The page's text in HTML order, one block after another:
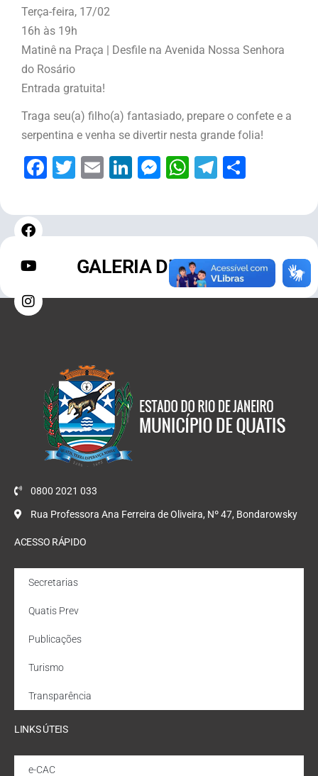
Terça-feira, 17/02
16h às 19h
Matinê na Praça | Desfile na Avenida Nossa Senhora
do Rosário
Entrada gratuita!
Traga seu(a) filho(a) fantasiado, prepare o confete e a
serpentina e venha se divertir nesta grande folia!
Facebook
Twitter
EmailLinkedIn
Messenger
WhatsApp
Telegram
GALERIA DE FOTOS
0800 2021 033
Rua Professora Ana Ferreira de Oliveira, Nº 47, Bondarowsky
ACESSO RÁPIDO
Secretarias
Quatis Prev
Publicações
Turismo
Transparência
LINKS ÚTEIS
e-CAC